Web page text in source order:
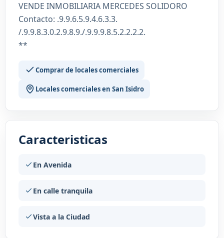
VENDE INMOBILIARIA MERCEDES SOLIDORO
Contacto: .9.9.6.5.9.4.6.3.3.
/.9.9.8.3.0.2.9.8.9./.9.9.9.8.5.2.2.2.2.
**
Comprar de locales comerciales
Locales comerciales en San Isidro
Caracteristicas
En Avenida
En calle tranquila
Vista a la Ciudad